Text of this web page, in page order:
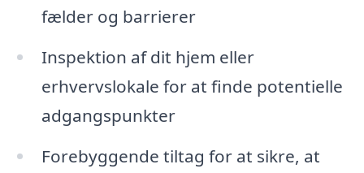
fælder og barrierer
Inspektion af dit hjem eller
erhvervslokale for at finde potentielle
adgangspunkter
Forebyggende tiltag for at sikre, at